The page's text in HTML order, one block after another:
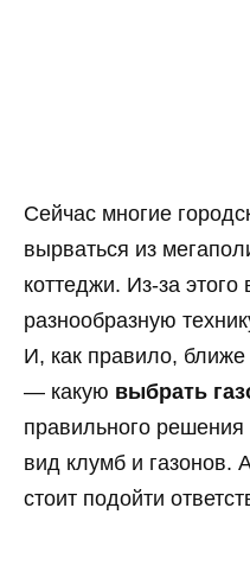
Сейчас многие
вырваться из
коттеджи. Из-за этого
разнообразную
И, как правило, ближе
— какую выбрать
правильного решения
вид клумб и газонов.
стоит подойти